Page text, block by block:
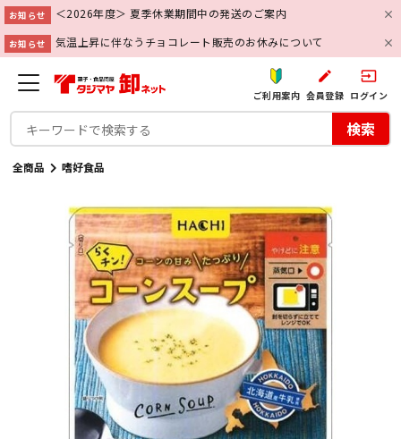
お知らせ ＜2026年度＞ 夏季休業期間中の発送のご案内
お知らせ 気温上昇に伴なうチョコレート販売のお休みについて
ご利用案内
create
会員登録
input
ログイン
検索
全商品 嗜好食品